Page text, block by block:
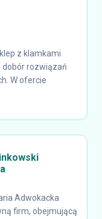
z klamkami
dobór rozwiązań
W ofercie
Adwokacka
firm, obejmującą